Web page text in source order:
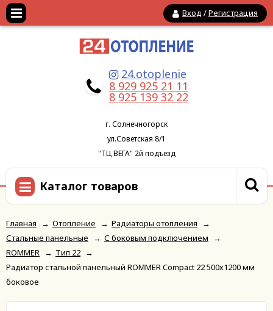
Вход /Регистрация
24.otoplenie
8 929 925 21 11
8 925 139 32 22
г. Солнечногорск
ул.Советская 8/1
"ТЦ ВЕГА" 2й подъезд
Каталог товаров
Главная → Отопление → Радиаторы отопления
→
Стальные панельные
→ С боковым подключением
→
ROMMER → Тип 22 →
Радиатор стальной панельный ROMMER Compact 22 500х1200 мм
боковое